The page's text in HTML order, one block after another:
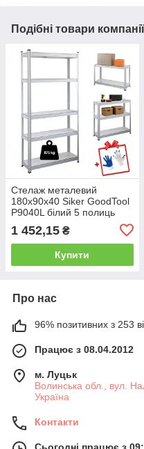
Подібні товари компанії
Стелаж металевий
180х90х40 Siker GoodTool
P9040L білий 5 полиць
1 452,15 ₴
Купити
Про нас
96% позитивних з 253
Працює з 08.04.2012
м. Луцьк
Волинська обл., вул.
Україна
Контакти